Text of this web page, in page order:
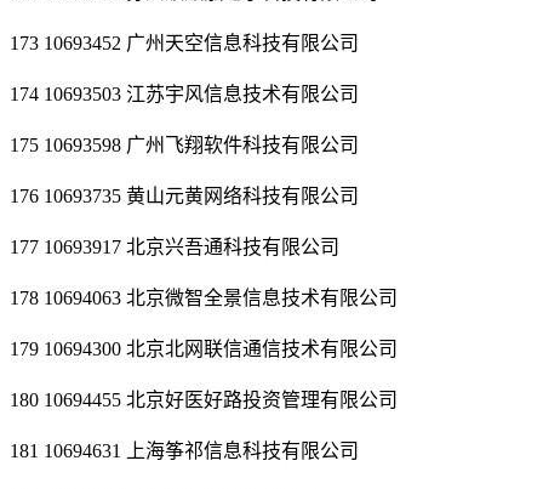
173 10693452 广州天空信息科技有限公司
174 10693503 江苏宇风信息技术有限公司
175 10693598 广州飞翔软件科技有限公司
176 10693735 黄山元黄网络科技有限公司
177 10693917 北京兴吾通科技有限公司
178 10694063 北京微智全景信息技术有限公司
179 10694300 北京北网联信通信技术有限公司
180 10694455 北京好医好路投资管理有限公司
181 10694631 上海筝祁信息科技有限公司